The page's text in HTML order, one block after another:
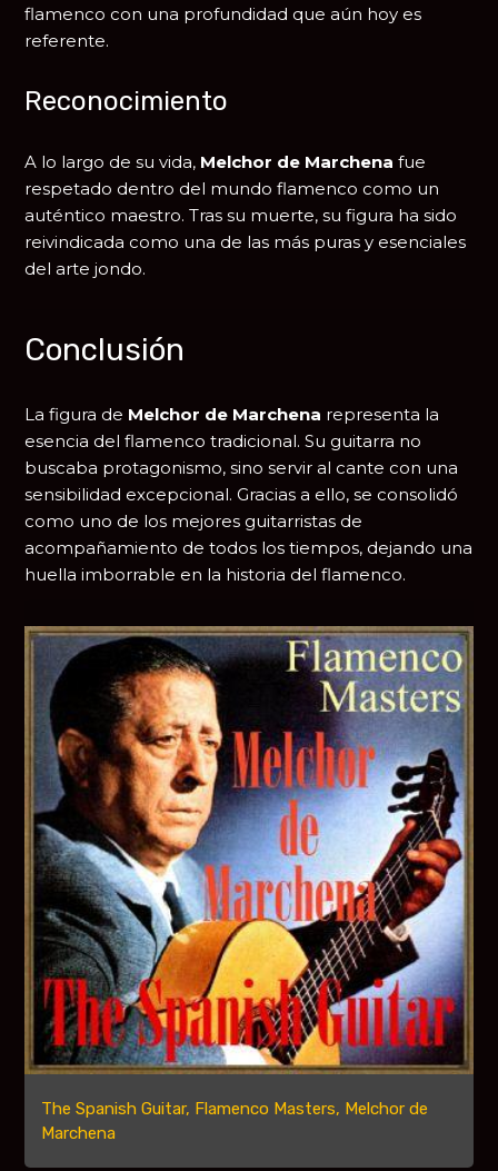
flamenco con una profundidad que aún hoy es
referente.
Reconocimiento
A lo largo de su vida, Melchor de Marchena fue
respetado dentro del mundo flamenco como un
auténtico maestro. Tras su muerte, su figura ha sido
reivindicada como una de las más puras y esenciales
del arte jondo.
Conclusión
La figura de Melchor de Marchena representa la
esencia del flamenco tradicional. Su guitarra no
buscaba protagonismo, sino servir al cante con una
sensibilidad excepcional. Gracias a ello, se consolidó
como uno de los mejores guitarristas de
acompañamiento de todos los tiempos, dejando una
huella imborrable en la historia del flamenco.
The Spanish Guitar, Flamenco Masters, Melchor de
Marchena